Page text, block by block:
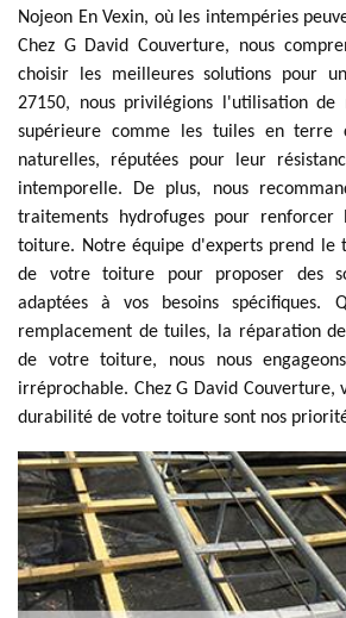
Nojeon En Vexin, où les intempéries
Chez G David Couverture, nous
choisir les meilleures solutions pour
27150, nous privilégions l'utilisation
supérieure comme les tuiles en terre
naturelles, réputées pour leur
intemporelle. De plus, nous
traitements hydrofuges pour renforcer
toiture. Notre équipe d'experts prend le
de votre toiture pour proposer des
adaptées à vos besoins
remplacement de tuiles, la réparation
de votre toiture, nous nous
irréprochable. Chez G David Couverture,
durabilité de votre toiture sont nos